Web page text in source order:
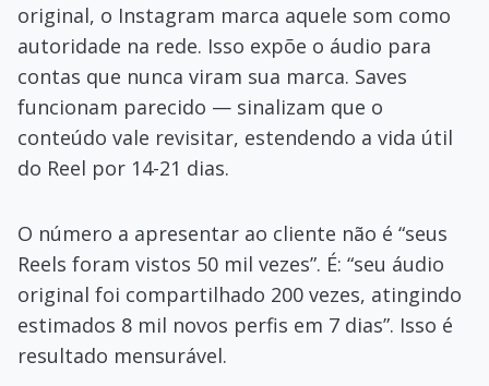
original, o Instagram marca aquele som como
autoridade na rede. Isso expõe o áudio para
contas que nunca viram sua marca. Saves
funcionam parecido — sinalizam que o
conteúdo vale revisitar, estendendo a vida útil
do Reel por 14-21 dias.
O número a apresentar ao cliente não é “seus
Reels foram vistos 50 mil vezes”. É: “seu áudio
original foi compartilhado 200 vezes, atingindo
estimados 8 mil novos perfis em 7 dias”. Isso é
resultado mensurável.